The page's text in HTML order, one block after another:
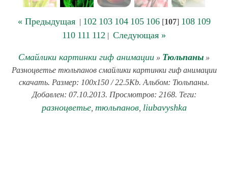
« Предыдущая| 102 103 104 105 106[107] 108 109
110 111 112 | Следующая »
Смайлики картинки гиф анимации » Тюльпаны »
Разноцветье тюльпанов смайлики картинки гиф анимации
скачать. Размер: 100x150 / 22.5Kb. Альбом: Тюльпаны.
Добавлен: 07.10.2013. Просмотров: 2168. Теги:
разноцветье, тюльпанов, liubavyshka